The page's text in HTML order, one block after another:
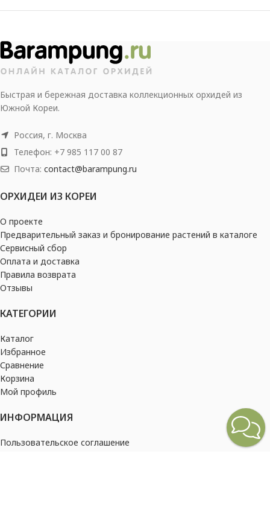
Быстрая и бережная доставка коллекционных орхидей из
Южной Кореи.
Россия, г. Москва
Телефон: +7 985 117 00 87
Почта: contact@barampung.ru
ОРХИДЕИ ИЗ КОРЕИ
О проекте
Предварительный заказ и бронирование растений в каталоге
Сервисный сбор
Оплата и доставка
Правила возврата
Отзывы
КАТЕГОРИИ
Каталог
Избранное
Сравнение
Корзина
Мой профиль
ИНФОРМАЦИЯ
Пользовательское соглашение